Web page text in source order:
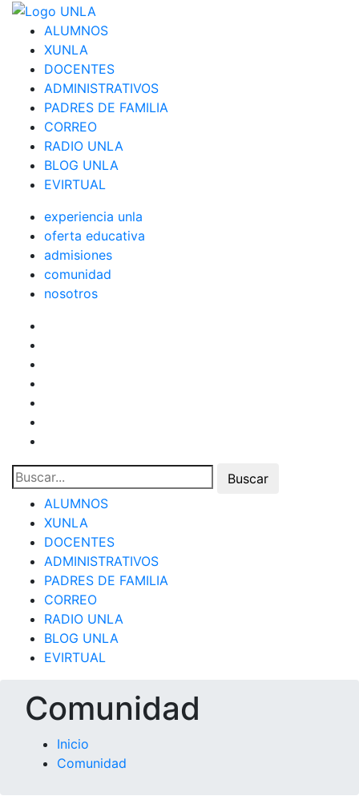
ALUMNOS
XUNLA
DOCENTES
ADMINISTRATIVOS
PADRES DE FAMILIA
CORREO
RADIO UNLA
BLOG UNLA
EVIRTUAL
experiencia unla
oferta educativa
admisiones
comunidad
nosotros
ALUMNOS
XUNLA
DOCENTES
ADMINISTRATIVOS
PADRES DE FAMILIA
CORREO
RADIO UNLA
BLOG UNLA
EVIRTUAL
Comunidad
Inicio
Comunidad